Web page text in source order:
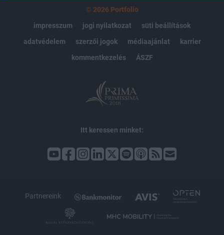
© 2026 Portfolio
impresszum
jogi nyilatkozat
süti beállítások
adatvédelem
szerzői jogok médiaajánlat
karrier
kommentkezelés
ÁSZF
Itt keressen minket:
Partnereink